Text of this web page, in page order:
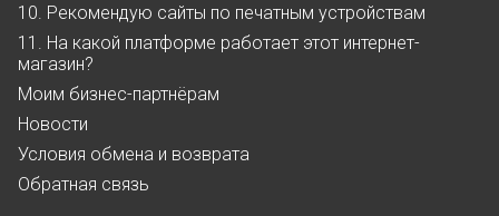
10. Рекомендую сайты по печатным устройствам
11. На какой платформе работает этот интернет-
магазин?
Моим бизнес-партнёрам
Новости
Условия обмена и возврата
Обратная связь